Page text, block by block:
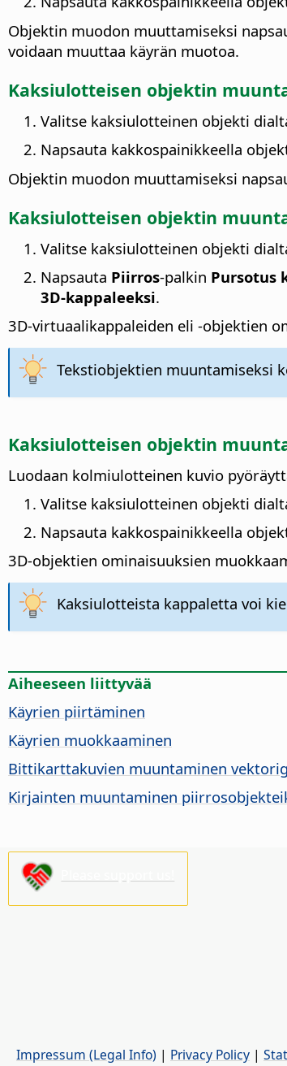
Objektin muodon muuttamiseksi
voidaan muuttaa käyrän muotoa.
Kaksiulotteisen objektin
Valitse kaksiulotteinen objekti
Napsauta kakkospainikkeella
Objektin muodon muuttamiseksi
Kaksiulotteisen objektin
Valitse kaksiulotteinen objekti
Napsauta Piirros-palkin Pursotus
3D-kappaleeksi.
3D-virtuaalikappaleiden eli -objektien
Tekstiobjektien muuntamiseksi
Kaksiulotteisen objektin
Luodaan kolmiulotteinen kuvio
Valitse kaksiulotteinen objekti
Napsauta kakkospainikkeella
3D-objektien ominaisuuksien
Kaksiulotteista kappaletta voi
Aiheeseen liittyvää
Käyrien piirtäminen
Käyrien muokkaaminen
Bittikarttakuvien muuntaminen
Kirjainten muuntaminen
Impressum (Legal Info) | Privacy Policy |